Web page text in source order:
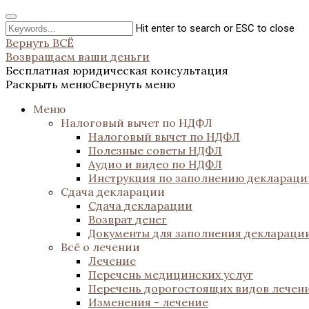
Hit enter to search or ESC to close
Вернуть ВСЁ
Возвращаем ваши деньги
Бесплатная юридическая консультация
Раскрыть менюСвернуть меню
Меню
Налоговый вычет по НДФЛ
Налоговый вычет по НДФЛ
Полезные советы НДФЛ
Аудио и видео по НДФЛ
Инструкция по заполнению
Сдача декларации
Сдача декларации
Возврат денег
Документы для заполнения
Всё о лечении
Лечение
Перечень медицинских услуг
Перечень дорогостоящих видов
Изменения - лечение